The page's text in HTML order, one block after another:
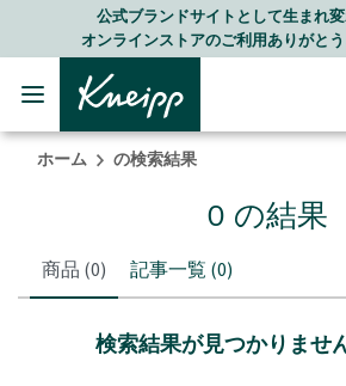
Skip to main content
Skip to footer content公式ブランドサイトとして生まれ変
オンラインストアのご利用ありがとう
ホーム の検索結果
0 の結果
商品 (0) 記事一覧 (0)
検索結果が見つかりませ